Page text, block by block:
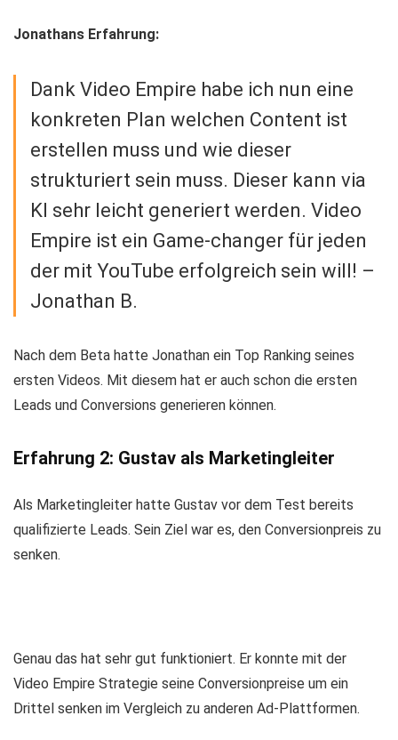
Jonathans Erfahrung:
Dank Video Empire habe ich nun eine
konkreten Plan welchen Content ist
erstellen muss und wie dieser
strukturiert sein muss. Dieser kann via
Kl sehr leicht generiert werden. Video
Empire ist ein Game-changer für jeden
der mit YouTube erfolgreich sein will! –
Jonathan B.
Nach dem Beta hatte Jonathan ein Top Ranking seines
ersten Videos. Mit diesem hat er auch schon die ersten
Leads und Conversions generieren können.
Erfahrung 2: Gustav als Marketingleiter
Als Marketingleiter hatte Gustav vor dem Test bereits
qualifizierte Leads. Sein Ziel war es, den Conversionpreis zu
senken.
Genau das hat sehr gut funktioniert. Er konnte mit der
Video Empire Strategie seine Conversionpreise um ein
Drittel senken im Vergleich zu anderen Ad-Plattformen.